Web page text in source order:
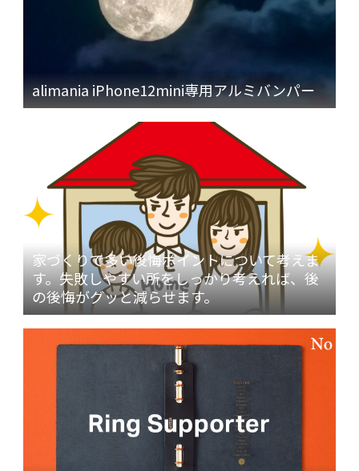
alimania iPhone12mini専用アルミバンパー
家づくりで多い後悔ポイントについて考えま
す。失敗しやすい所をしっかり考えれば、後
の後悔がグッと減らせます。